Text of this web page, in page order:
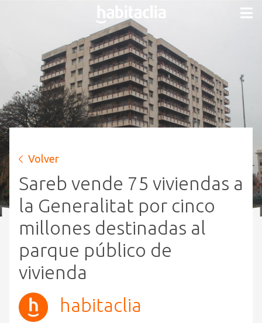
Volver
Sareb vende 75 viviendas a
la Generalitat por cinco
millones destinadas al
parque público de
vivienda
habitaclia